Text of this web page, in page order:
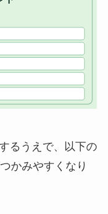
るうえで、以下の
かみやすくなり